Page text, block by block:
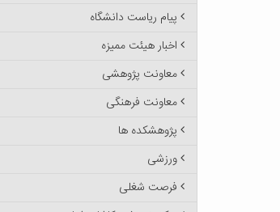
پیام ریاست دانشگاه
اخبار هیئت ممیزه
معاونت پژوهشی
معاونت فرهنگی
پژوهشکده ها
ورزشی
فرصت شغلی